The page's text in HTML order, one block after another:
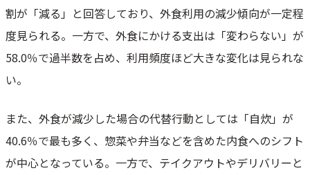
割が「減る」と回答しており、外食利用の減少傾向が一定程
度見られる。一方で、外食にかける支出は「変わらない」が
58.0％で過半数を占め、利用頻度ほど大きな変化は見られな
い。
また、外食が減少した場合の代替行動としては「自炊」が
40.6％で最も多く、惣菜や弁当などを含めた内食へのシフト
が中心となっている。一方で、テイクアウトやデリバリーと